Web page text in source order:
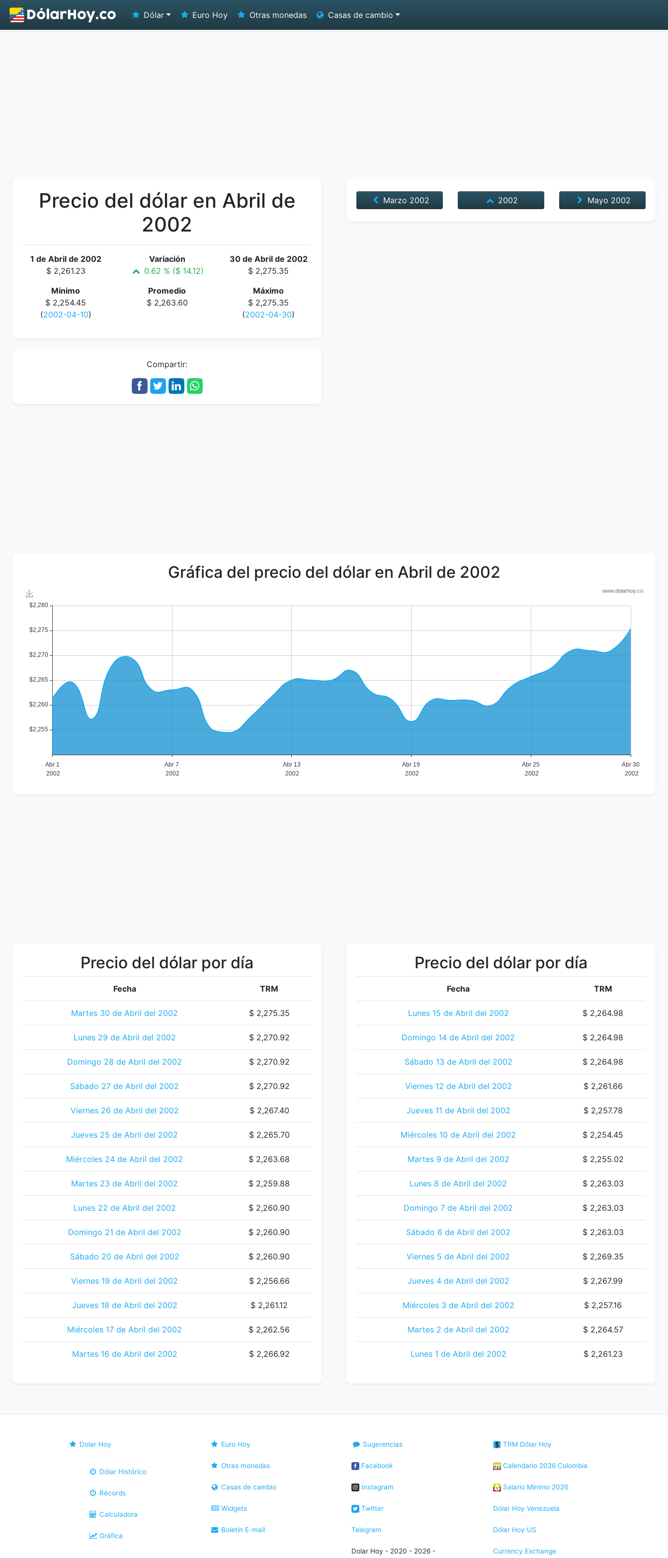
Dólar Euro Hoy Otras monedas Casas de cambio
Precio del dólar en Abril de
2002
1 de Abril de 2002
$ 2,261.23
Variación
0.62 % ($ 14.12)
30 de Abril de 2002
$ 2,275.35
Mínimo
$ 2,254.45
(2002-04-10)
Promedio
$ 2,263.60
Máximo
$ 2,275.35
(2002-04-30)
Marzo 2002 2002 Mayo 2002
Compartir:
Gráfica del precio del dólar en Abril de 2002
Precio del dólar por día
Fecha TRM
Martes 30 de Abril del 2002 $ 2,275.35
Lunes 29 de Abril del 2002 $ 2,270.92
Domingo 28 de Abril del 2002 $ 2,270.92
Sábado 27 de Abril del 2002 $ 2,270.92
Viernes 26 de Abril del 2002 $ 2,267.40
Jueves 25 de Abril del 2002 $ 2,265.70
Miércoles 24 de Abril del 2002 $ 2,263.68
Martes 23 de Abril del 2002 $ 2,259.88
Lunes 22 de Abril del 2002 $ 2,260.90
Domingo 21 de Abril del 2002 $ 2,260.90
Sábado 20 de Abril del 2002 $ 2,260.90
Viernes 19 de Abril del 2002 $ 2,256.66
Jueves 18 de Abril del 2002 $ 2,261.12
Miércoles 17 de Abril del 2002 $ 2,262.56
Martes 16 de Abril del 2002 $ 2,266.92
Precio del dólar por día
Fecha TRM
Lunes 15 de Abril del 2002 $ 2,264.98
Domingo 14 de Abril del 2002 $ 2,264.98
Sábado 13 de Abril del 2002 $ 2,264.98
Viernes 12 de Abril del 2002 $ 2,261.66
Jueves 11 de Abril del 2002 $ 2,257.78
Miércoles 10 de Abril del 2002 $ 2,254.45
Martes 9 de Abril del 2002 $ 2,255.02
Lunes 8 de Abril del 2002 $ 2,263.03
Domingo 7 de Abril del 2002 $ 2,263.03
Sábado 6 de Abril del 2002 $ 2,263.03
Viernes 5 de Abril del 2002 $ 2,269.35
Jueves 4 de Abril del 2002 $ 2,267.99
Miércoles 3 de Abril del 2002 $ 2,257.16
Martes 2 de Abril del 2002 $ 2,264.57
Lunes 1 de Abril del 2002 $ 2,261.23
Dolar Hoy
Dólar Histórico
Récords
Calculadora
Gráfica
Euro Hoy
Otras monedas
Casas de cambio
Widgets
Boletín E-mail
Sugerencias
Facebook
Instagram
Twitter
Telegram
Dolar Hoy - 2020 - 2026 -
TRM Dólar Hoy
Calendario 2026 Colombia
Salario Mínimo 2026
Dólar Hoy Venezuela
Dólar Hoy US
Currency Exchange